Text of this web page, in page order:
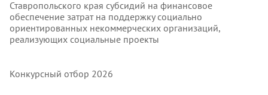
Ставропольского края субсидий на финансовое
обеспечение затрат на поддержку социально
ориентированных некоммерческих организаций,
реализующих социальные проекты
Конкурсный отбор 2026